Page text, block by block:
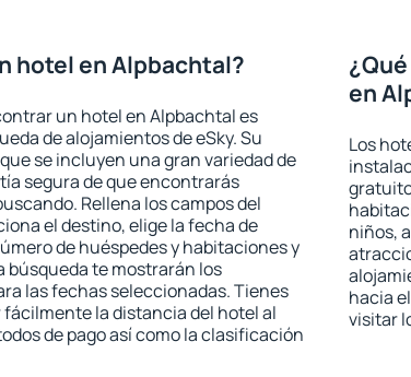
hotel en Alpbachtal?
un hotel en Alpbachtal es
de alojamientos de eSky. Su
se incluyen una gran variedad de
segura de que encontrarás
Rellena los campos del
el destino, elige la fecha de
de huéspedes y habitaciones y
búsqueda te mostrarán los
las fechas seleccionadas. Tienes
la distancia del hotel al
de pago así como la clasificación
en
Los
niños,
hacia
visitar